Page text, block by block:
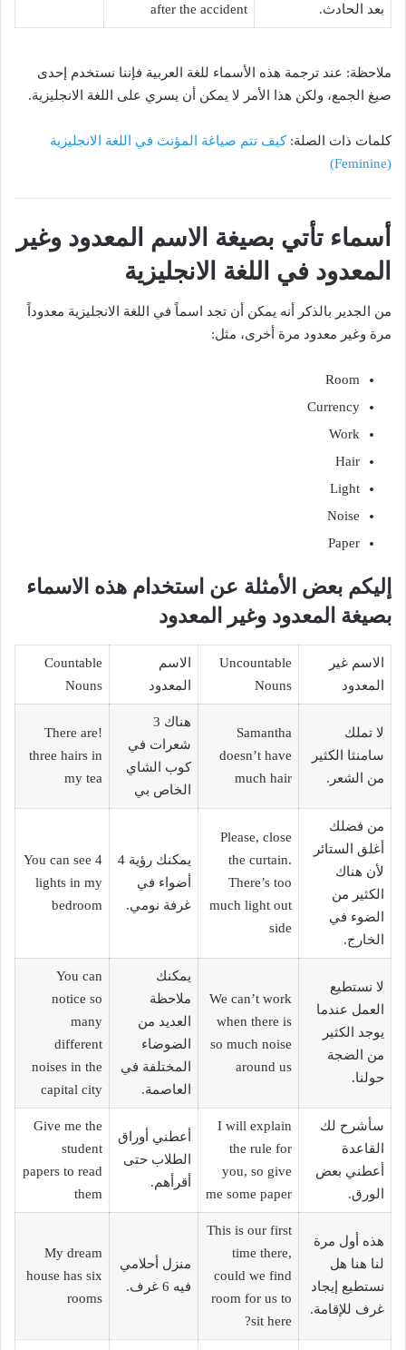
بعد الحادث.
after the accident
ملاحظة: عند ترجمة هذه الأسماء للغة العربية فإننا نستخدم إحدى
صيغ الجمع، ولكن هذا الأمر لا يمكن أن يسري على اللغة الانجليزية.
كلمات ذات الصلة:كيف تتم صياغة المؤنث في اللغة الانجليزية
(Feminine)
أسماء تأتي بصيغة الاسم المعدود وغير
المعدود في اللغة الانجليزية
من الجدير بالذكر أنه يمكن أن تجد اسماً في اللغة الانجليزية معدوداً
مرة وغير معدود مرة أخرى، مثل:
Room
Currency
Work
Hair
Light
Noise
Paper
إليكم بعض الأمثلة عن استخدام هذه الاسماء
بصيغة المعدود وغير المعدود
الاسم غير
المعدود
Uncountable
Nouns
الاسم
المعدود
Countable
Nouns
لا تملك
سامنثا الكثير
من الشعر.
Samantha
doesn’t have
much hair
هناك 3
شعرات في
كوب الشاي
الخاص بي
!There are
three hairs in
my tea
من فضلك
أغلق الستائر
لأن هناك
الكثير من
الضوء في
الخارج.
Please, close
the curtain.
There’s too
much light out
side
يمكنك رؤية 4
أضواء في
غرفة نومي.
You can see 4
lights in my
bedroom
لا نستطيع
العمل عندما
يوجد الكثير
من الضجة
حولنا.
We can’t work
when there is
so much noise
around us
يمكنك
ملاحظة
العديد من
الضوضاء
المختلفة في
العاصمة.
You can
notice so
many
different
noises in the
capital city
سأشرح لك
القاعدة
أعطني بعض
الورق.
I will explain
the rule for
you, so give
me some paper
أعطني أوراق
الطلاب حتى
أقرأهم.
Give me the
student
papers to read
them
هذه أول مرة
لنا هنا هل
نستطيع إيجاد
غرف للإقامة.
This is our first
time there,
could we find
room for us to
sit here?
منزل أحلامي
فيه 6 غرف.
My dream
house has six
rooms